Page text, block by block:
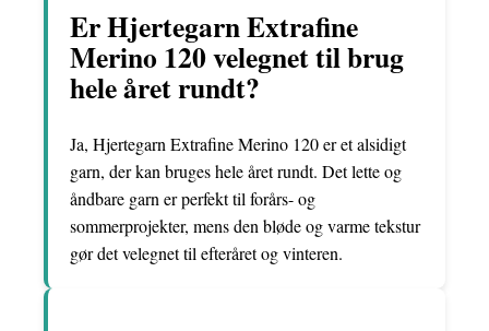
Er Hjertegarn Extrafine
Merino 120 velegnet til brug
hele året rundt?
Ja, Hjertegarn Extrafine Merino 120 er et alsidigt
garn, der kan bruges hele året rundt. Det lette og
åndbare garn er perfekt til forårs- og
sommerprojekter, mens den bløde og varme tekstur
gør det velegnet til efteråret og vinteren.